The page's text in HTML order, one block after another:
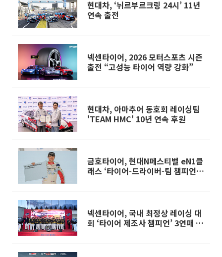
현대차, ‘뉘르부르크링 24시’ 11년
연속 출전
넥센타이어, 2026 모터스포츠 시즌
출전 “고성능 타이어 역량 강화”
현대차, 아마추어 동호회 레이싱팀
'TEAM HMC' 10년 연속 후원
금호타이어, 현대N페스티벌 eN1클
래스 ‘타이어-드라이버-팀 챔피언’ 3
넥센타이어, 국내 최정상 레이싱 대
회 ‘타이어 제조사 챔피언’ 3연패 달